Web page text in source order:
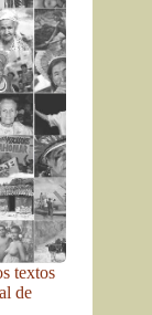
textos
de